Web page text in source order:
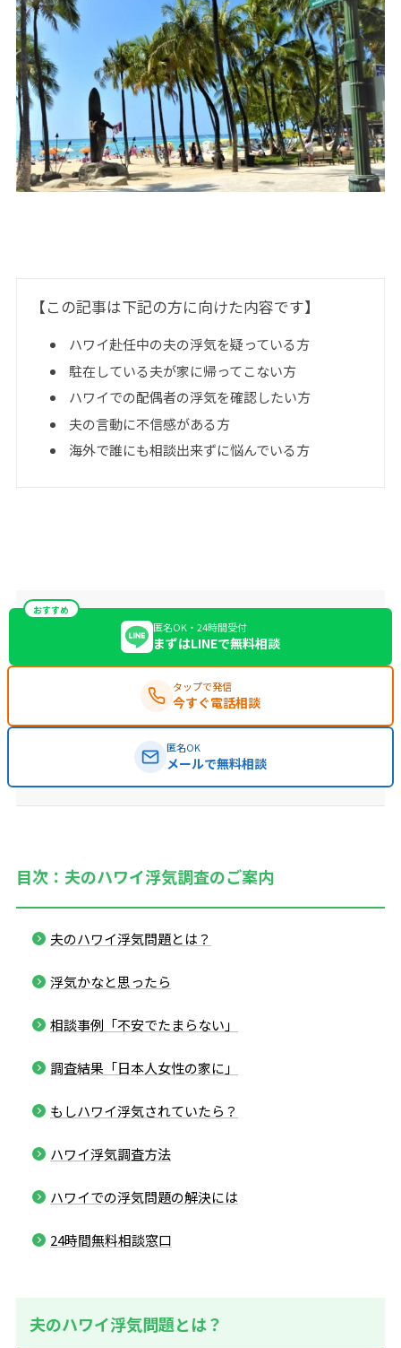
【この記事は下記の方に向けた内容です】
ハワイ赴任中の夫の浮気を疑っている方
駐在している夫が家に帰ってこない方
ハワイでの配偶者の浮気を確認したい方
夫の言動に不信感がある方
海外で誰にも相談出来ずに悩んでいる方
おすすめ
匿名OK・24時間受付
まずはLINEで無料相談
タップで発信
今すぐ電話相談
匿名OK
メールで無料相談
目次：夫のハワイ浮気調査のご案内
夫のハワイ浮気問題とは？
浮気かなと思ったら
相談事例「不安でたまらない」
調査結果「日本人女性の家に」
もしハワイ浮気されていたら？
ハワイ浮気調査方法
ハワイでの浮気問題の解決には
24時間無料相談窓口
夫のハワイ浮気問題とは？